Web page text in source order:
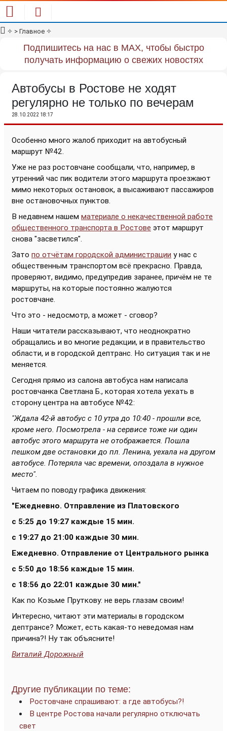
✧ > Главное ✧
Подпишитесь на нас в MAX, чтобы быстро
получать информацию о свежих новостях
Автобусы в Ростове не ходят
регулярно не только по вечерам
28.10.2022 18:17
Особенно много жалоб приходит на автобусный
маршрут №42.
Уже не раз ростовчане сообщали, что, например, в
утренний час пик водители этого маршрута проезжают
мимо некоторых остановок, а высаживают пассажиров
вне остановочных пунктов.
В недавнем нашем материале о некачественной работе
общественного транспорта в Ростове этот маршрут
снова "засветился".
Зато по отчётам городской администрации у нас с
общественным транспортом всё прекрасно. Правда,
проверяют, видимо, предупредив заранее, причём не те
маршруты, на которые постоянно жалуются
ростовчане.
Что это - недосмотр, а может - сговор?
Наши читатели рассказывают, что неоднократно
обращались и во многие редакции, и в правительство
области, и в городской дептранс. Но ситуация так и не
меняется.
Сегодня прямо из салона автобуса нам написала
ростовчанка Светлана Б., которая хотела уехать в
сторону центра на автобусе №42:
"Ждала 42-й автобус с 10 утра до 10:40 - прошли все,
кроме него. Посмотрела - на сервисе тоже ни один
автобус этого маршрута не отображается. Пошла
пешком две остановки до пл. Ленина, уехала на другом
автобусе. Потеряла час времени, опоздала в нужное
место".
Читаем по поводу графика движения:
"Ежедневно. Отправление из Платовского
с 5:25 до 19:27 каждые 15 мин.
с 19:27 до 21:00 каждые 30 мин.
Ежедневно. Отправление от Центрального рынка
с 5:50 до 18:56 каждые 15 мин.
с 18:56 до 22:01 каждые 30 мин."
Как по Козьме Пруткову: не верь глазам своим!
Интересно, читают эти материалы в городском
дептрансе? Может, есть какая-то неведомая нам
причина?! Ну так объясните!
Виталий Дорожный
Другие публикации по теме:
Ростовчане спрашивают: а где автобусы?!
В центре Ростова начали регулярно отключать
свет